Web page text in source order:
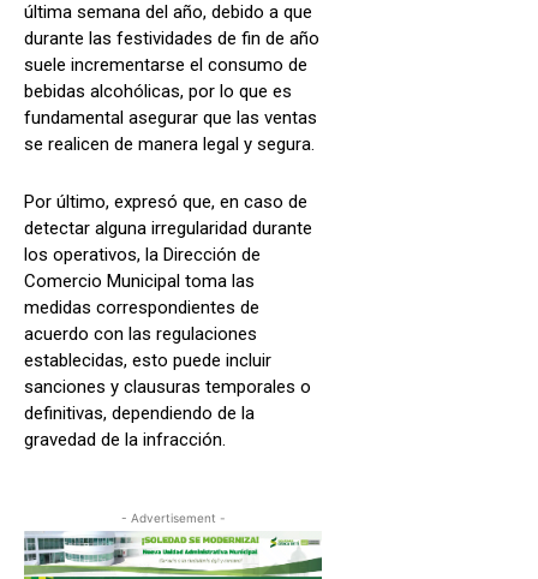
última semana del año, debido a que
durante las festividades de fin de año
suele incrementarse el consumo de
bebidas alcohólicas, por lo que es
fundamental asegurar que las ventas
se realicen de manera legal y segura.
Por último, expresó que, en caso de
detectar alguna irregularidad durante
los operativos, la Dirección de
Comercio Municipal toma las
medidas correspondientes de
acuerdo con las regulaciones
establecidas, esto puede incluir
sanciones y clausuras temporales o
definitivas, dependiendo de la
gravedad de la infracción.
- Advertisement -